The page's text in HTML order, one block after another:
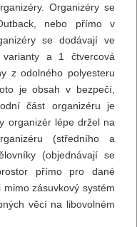
Organizéry se
nebo přímo v
se dodávají ve
a 1 čtvercová
z odolného polyesteru
je obsah v bezpečí,
část organizéru je
organizér lépe držel na
(středního a
(objednávají se
přímo pro dané
zásuvkový systém
věcí na libovolném